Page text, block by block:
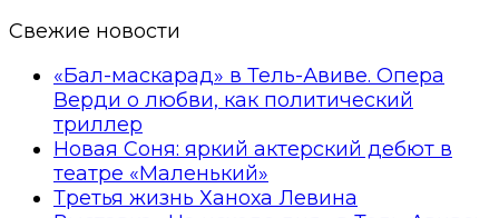
Свежие новости
«Бал-маскарад» в Тель-Авиве. Опера
Верди о любви, как политический
триллер
Новая Соня: яркий актерский дебют в
театре «Маленький»
Третья жизнь Ханоха Левина